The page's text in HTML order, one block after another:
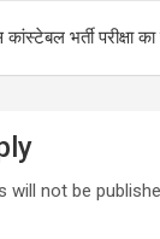
भर्ती परीक्षा
will not be